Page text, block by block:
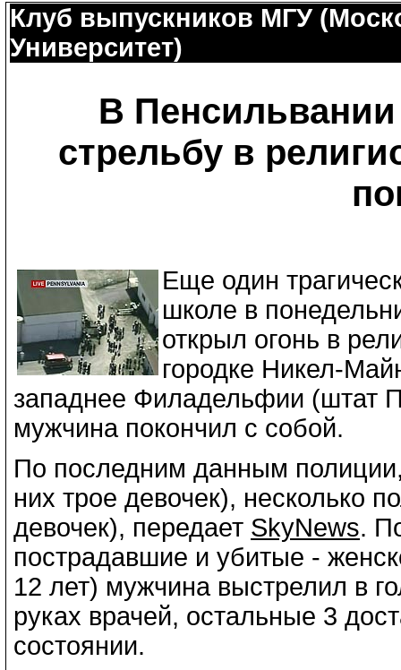
Клуб выпускников МГУ
Университет)
В
стрельбу в
Еще один
школе в
открыл огонь в
городке Никел-
западнее Филадельфии (штат
мужчина покончил с собой.
По последним данным полиции,
них трое девочек), несколько
девочек), передает SkyNews.
пострадавшие и убитые -
12 лет) мужчина выстрелил в
руках врачей, остальные 3
состоянии.